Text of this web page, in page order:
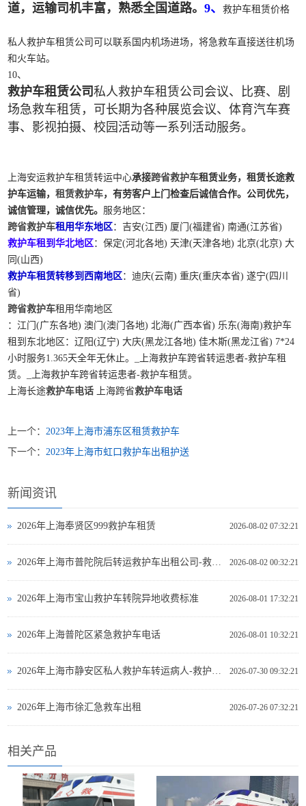
道，运输司机丰富，熟悉全国道路。9、救护车租赁价格
私人救护车租赁公司可以联系国内机场进场，将急救车直接送往机场
和火车站。
10、
救护车租赁公司私人救护车租赁公司会议、比赛、剧
场急救车租赁，可长期为各种展览会议、体育汽车赛
事、影视拍摄、校园活动等一系列活动服务。
上海安运救护车租赁转运中心承接跨省救护车租赁业务，租赁长途救
护车运输，租赁救护车，有劳客户上门检查后诚信合作。公司优先，
诚信管理，诚信优先。 服务地区：
跨省救护车租用华东地区 ：吉安(江西) 厦门(福建省) 南通(江苏省)
救护车租到华北地区 ：保定(河北各地) 天津(天津各地) 北京(北京) 大
同(山西)
救护车租赁转移到西南地区 ：迪庆(云南) 重庆(重庆本省) 遂宁(四川
省)
跨省救护车租用华南地区
：江门(广东各地) 澳门(澳门各地) 北海(广西本省) 乐东(海南)救护车
租到东北地区：辽阳(辽宁) 大庆(黑龙江各地) 佳木斯(黑龙江省) 7*24
小时服务1.365天全年无休止。_上海救护车跨省转运患者-救护车租
赁。_上海救护车跨省转运患者-救护车租赁。
上海长途救护车电话 上海跨省救护车电话
上一个： 2023年上海市浦东区租赁救护车
下一个： 2023年上海市虹口救护车出租护送
新闻资讯
2026-08-02 07:32:21
2026年上海奉贤区999救护车租赁
2026-08-02 00:32:21
2026-08-01 17:32:21
2026年上海市宝山救护车转院异地收费标准
2026-08-01 10:32:21
2026年上海普陀区紧急救护车电话
2026-07-30 09:32:21
2026-07-26 07:32:21
2026年上海市徐汇急救车出租
相关产品